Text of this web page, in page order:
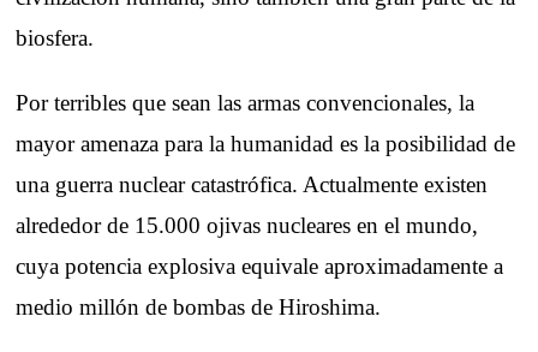
biosfera.
Por terribles que sean las armas convencionales, la
mayor amenaza para la humanidad es la posibilidad de
una guerra nuclear catastrófica. Actualmente existen
alrededor de 15.000 ojivas nucleares en el mundo,
cuya potencia explosiva equivale aproximadamente a
medio millón de bombas de Hiroshima.